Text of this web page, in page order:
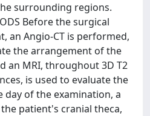
surrounding regions.
Before the surgical
an Angio-CT is performed,
the arrangement of the
an MRI, throughout 3D T2
is used to evaluate the
day of the examination, a
patient's cranial theca,